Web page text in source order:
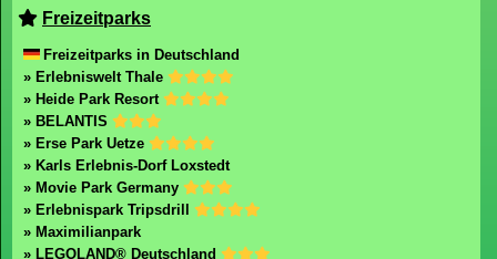
Freizeitparks
Freizeitparks in Deutschland
» Erlebniswelt Thale
» Heide Park Resort
» BELANTIS
» Erse Park Uetze
» Karls Erlebnis-Dorf Loxstedt
» Movie Park Germany
» Erlebnispark Tripsdrill
» Maximilianpark
» LEGOLAND® Deutschland